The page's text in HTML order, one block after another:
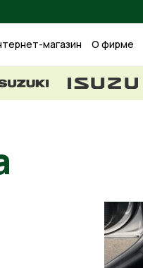
магазин О фирме